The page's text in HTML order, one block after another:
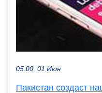
05:00, 01 Июн
Пакистан создаст